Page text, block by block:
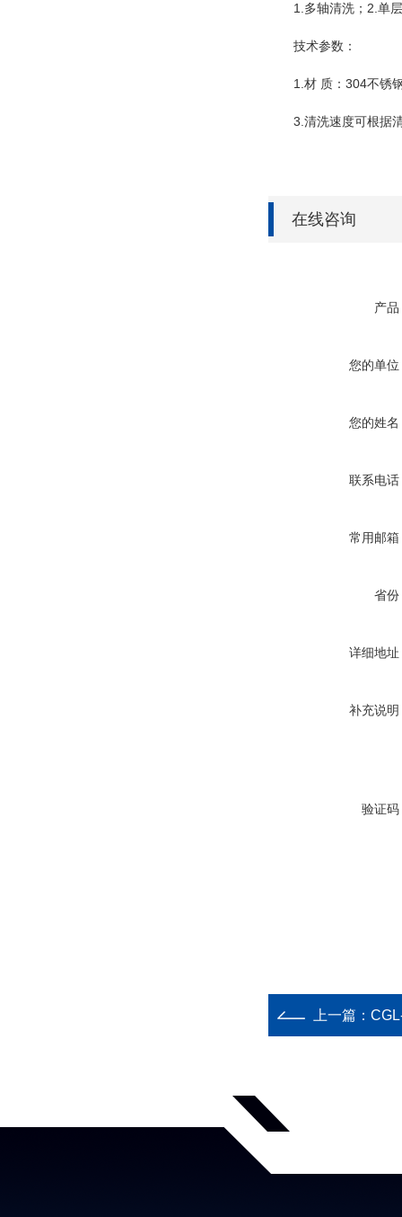
1.多轴清洗；2.单层
技术参数：
1.材 质：304不锈钢
3.清洗速度可根据清
在线咨询
产品
您的单位
您的姓名
联系电话
常用邮箱
省份
详细地址
补充说明
验证码
上一篇：